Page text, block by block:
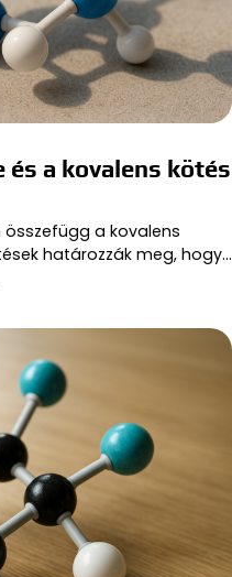
és a kovalens kötés
összefügg a kovalens
határozzák meg, hogy…